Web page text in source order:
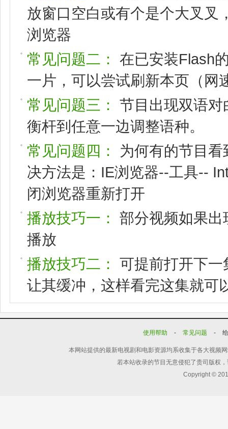
放窗口空白或有个是个大叉叉
浏览器
常见问题二：
在已安装Flash
一片，可以尝试刷新本页（网
常见问题三：
节目出现双语
衡杆到任意一边调整语种。
常见问题四：
为何有的节目
决方法是：IE浏览器--工具--
闭浏览器重新打开
播放技巧一：
部分视频如果
播放
播放技巧二：
可提前打开下
让其缓冲，这样看完这集就可
使用帮助 - 常见问题 -
本网站提供的最新电视剧和电影资源均系收集于各大视频
若本站收录的节目无意侵犯了贵司版权
Copyright ©